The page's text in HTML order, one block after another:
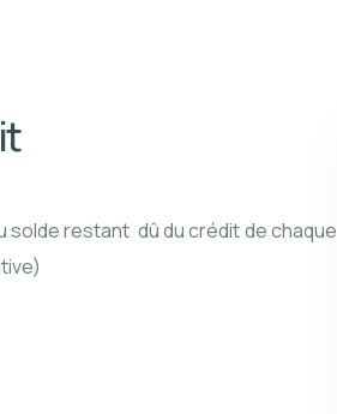
solde restant dû du crédit de chaque